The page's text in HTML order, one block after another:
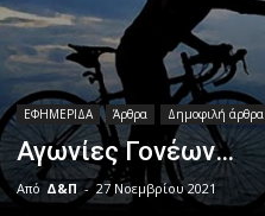
ΕΦΗΜΕΡΙΔΑ Άρθρα Δημοφιλή άρθρα
Αγωνίες Γονέων…
Από Δ&Π - 27 Νοεμβρίου 2021